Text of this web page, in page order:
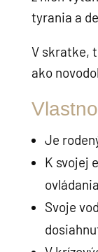
tyrania a
V skratke,
ako
Je
K svojej
ovládania
Svoje